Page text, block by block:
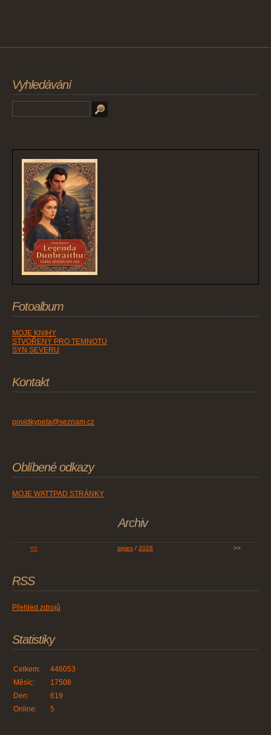
Vyhledávání
Fotoalbum
MOJE KNIHY
STVOŘENÝ PRO TEMNOTU
SYN SEVERU
Kontakt
povidkypeta@seznam.cz
Oblíbené odkazy
MOJE WATTPAD STRÁNKY
Archiv
<< srpen / 2026 >>
RSS
Přehled zdrojů
Statistiky
Online: 5
Celkem:
446053
Měsíc:
17508
Den:
619